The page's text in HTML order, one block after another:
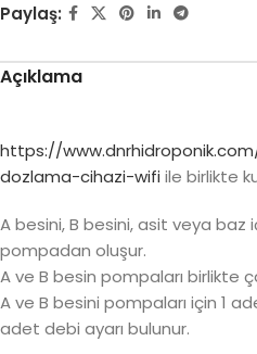
Paylaş:
Açıklama
https://
dozlama-cihazi-wifi ile birlikte
A besini, B besini, asit veya baz
pompadan oluşur.
A ve B besin pompaları birlikte
A ve B besini pompaları için 1
adet debi ayarı bulunur.